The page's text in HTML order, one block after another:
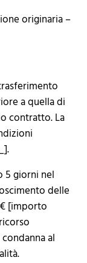
originaria –
a quella di
contratto. La
5 giorni nel
delle
[importo
al